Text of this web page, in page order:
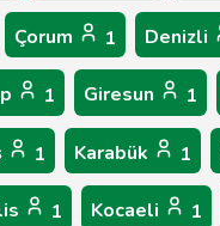
Çorum 1 Denizli
1 Giresun 1
1 Karabük 1
1 Kocaeli 1